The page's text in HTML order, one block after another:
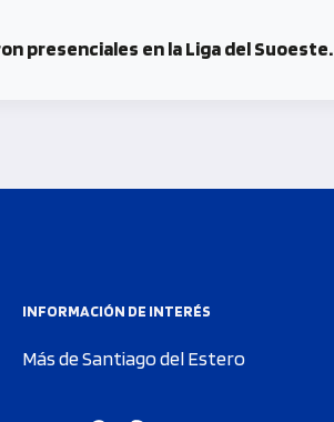
presenciales en la Liga del Suoeste.
INFORMACIÓN DE INTERÉS
Más de Santiago del Estero